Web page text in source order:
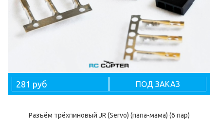
281 руб ПОД ЗАКАЗ
Разъём трёхпиновый JR (Servo) (папа-мама) (6 пар)